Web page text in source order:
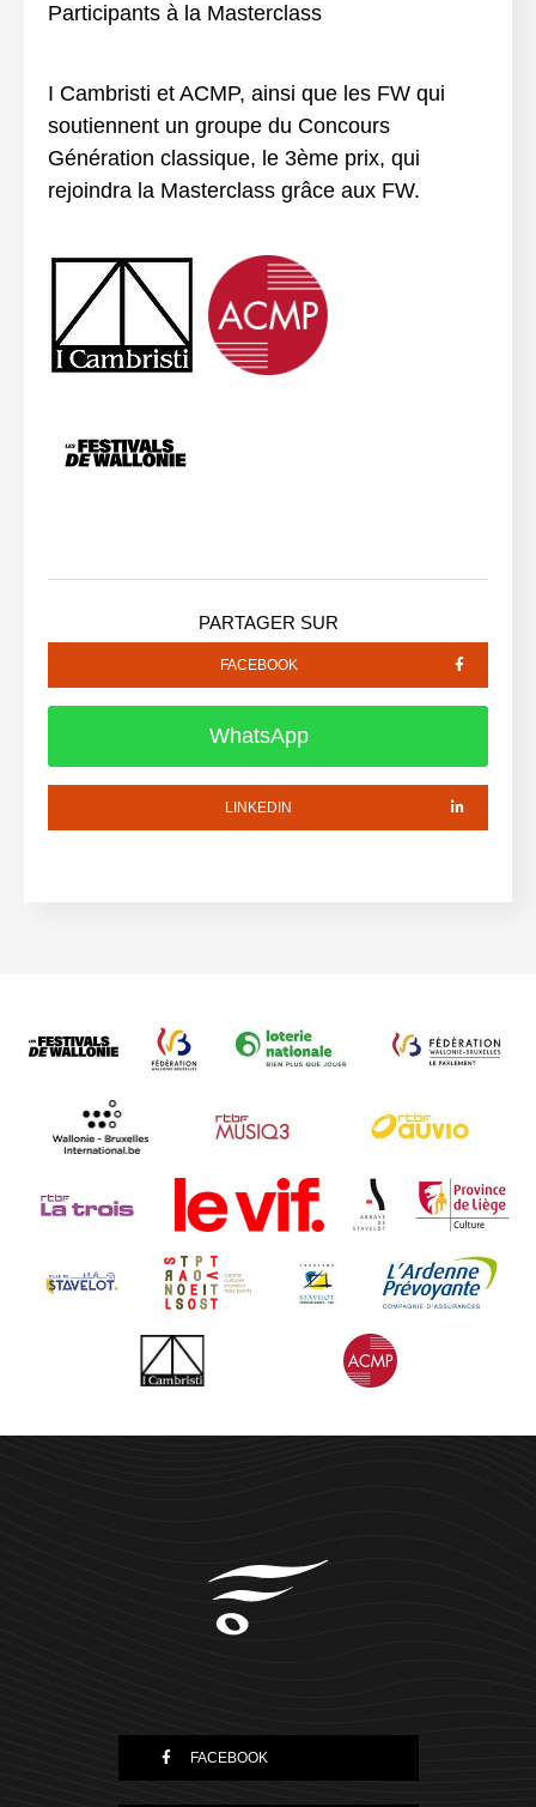
Participants à la Masterclass
I Cambristi et ACMP, ainsi que les FW qui
soutiennent un groupe du Concours
Génération classique, le 3ème prix, qui
rejoindra la Masterclass grâce aux FW.
PARTAGER SUR
FACEBOOK
WhatsApp
LINKEDIN
FACEBOOK